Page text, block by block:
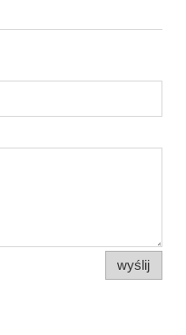
wyślij